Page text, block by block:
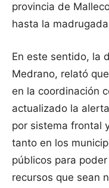
provincia de
hasta la
En este sentido, la
Medrano, relató
en la coordinación
actualizado la
por sistema frontal
tanto en los
públicos para
recursos que sean